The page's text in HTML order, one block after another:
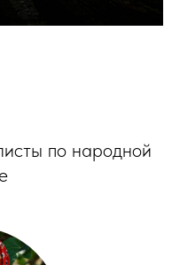
по народной